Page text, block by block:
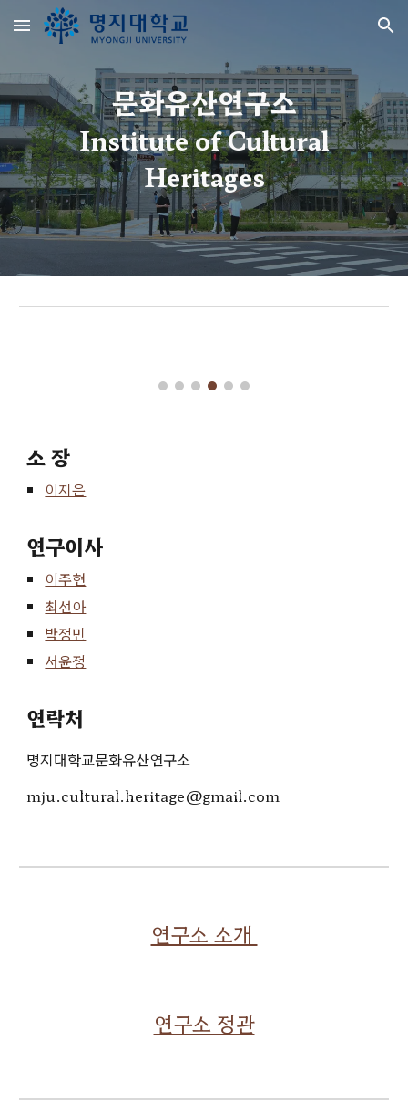
Skip to main content Skip to navigation
문화유산연구소
Institute of Cultural
Heritages
소 장
이지은
연구이사
이주현
최선아
박정민
서윤정
연락처
명지대학교문화유산연구소
mju.cultural.heritage@gmail.com
연구소 소개
연구소 정관